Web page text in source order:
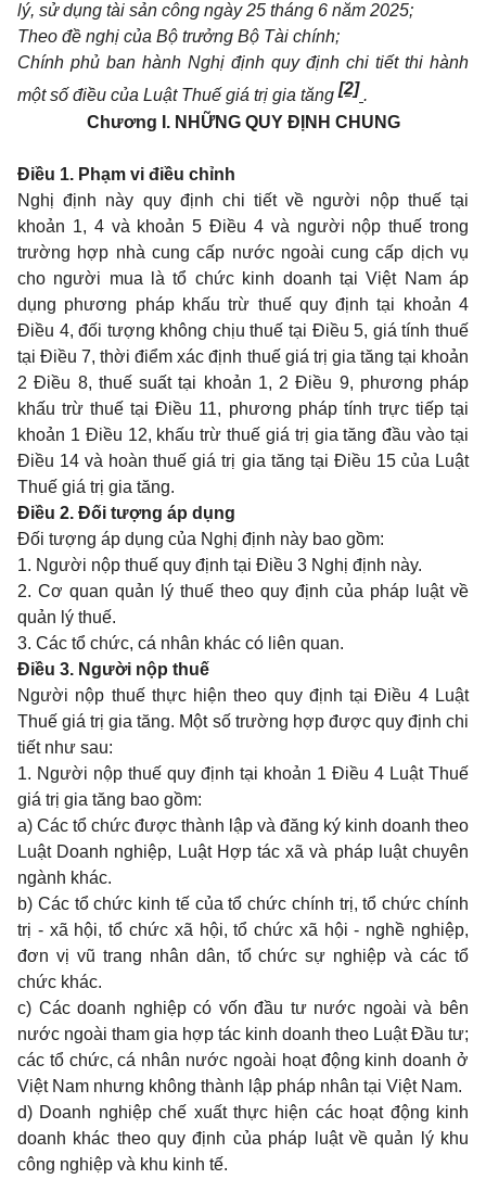
lý, sử dụng tài sản công ngày 25 tháng 6 năm 2025;
Theo đề nghị của Bộ trưởng Bộ Tài chính;
Chính phủ ban hành Nghị định quy định chi tiết thi hành
một số điều của Luật Thuế giá trị gia tăng [2] .
Chương I. NHỮNG QUY ĐỊNH CHUNG
Điều 1. Phạm vi điều chỉnh
Nghị định này quy định chi tiết về người nộp thuế tại
khoản 1, 4 và khoản 5 Điều 4 và người nộp thuế trong
trường hợp nhà cung cấp nước ngoài cung cấp dịch vụ
cho người mua là tổ chức kinh doanh tại Việt Nam áp
dụng phương pháp khấu trừ thuế quy định tại khoản 4
Điều 4, đối tượng không chịu thuế tại Điều 5, giá tính thuế
tại Điều 7, thời điểm xác định thuế giá trị gia tăng tại khoản
2 Điều 8, thuế suất tại khoản 1, 2 Điều 9, phương pháp
khấu trừ thuế tại Điều 11, phương pháp tính trực tiếp tại
khoản 1 Điều 12, khấu trừ thuế giá trị gia tăng đầu vào tại
Điều 14 và hoàn thuế giá trị gia tăng tại Điều 15 của Luật
Thuế giá trị gia tăng.
Điều 2. Đối tượng áp dụng
Đối tượng áp dụng của Nghị định này bao gồm:
1. Người nộp thuế quy định tại Điều 3 Nghị định này.
2. Cơ quan quản lý thuế theo quy định của pháp luật về
quản lý thuế.
3. Các tổ chức, cá nhân khác có liên quan.
Điều 3. Người nộp thuế
Người nộp thuế thực hiện theo quy định tại Điều 4 Luật
Thuế giá trị gia tăng. Một số trường hợp được quy định chi
tiết như sau:
1. Người nộp thuế quy định tại khoản 1 Điều 4 Luật Thuế
giá trị gia tăng bao gồm:
a) Các tổ chức được thành lập và đăng ký kinh doanh theo
Luật Doanh nghiệp, Luật Hợp tác xã và pháp luật chuyên
ngành khác.
b) Các tổ chức kinh tế của tổ chức chính trị, tổ chức chính
trị - xã hội, tổ chức xã hội, tổ chức xã hội - nghề nghiệp,
đơn vị vũ trang nhân dân, tổ chức sự nghiệp và các tổ
chức khác.
c) Các doanh nghiệp có vốn đầu tư nước ngoài và bên
nước ngoài tham gia hợp tác kinh doanh theo Luật Đầu tư;
các tổ chức, cá nhân nước ngoài hoạt động kinh doanh ở
Việt Nam nhưng không thành lập pháp nhân tại Việt Nam.
d) Doanh nghiệp chế xuất thực hiện các hoạt động kinh
doanh khác theo quy định của pháp luật về quản lý khu
công nghiệp và khu kinh tế.